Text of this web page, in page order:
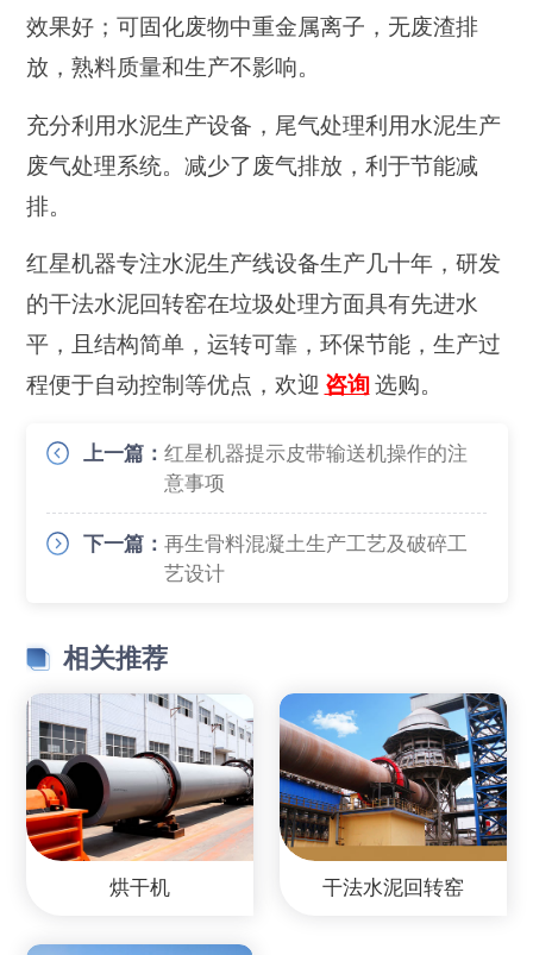
效果好；可固化废物中重金属离子，无废渣排
放，熟料质量和生产不影响。
充分利用水泥生产设备，尾气处理利用水泥生产
废气处理系统。减少了废气排放，利于节能减
排。
红星机器专注水泥生产线设备生产几十年，研发
的干法水泥回转窑在垃圾处理方面具有先进水
平，且结构简单，运转可靠，环保节能，生产过
程便于自动控制等优点，欢迎 咨询 选购。
上一篇：红星机器提示皮带输送机操作的注
意事项
下一篇：再生骨料混凝土生产工艺及破碎工
艺设计
相关推荐
烘干机 干法水泥回转窑